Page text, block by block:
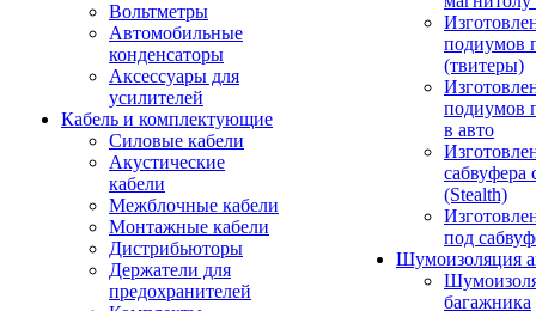
Вольтметры
Автомобильные
конденсаторы
Аксессуары для
усилителей
Кабель и комплектующие
Силовые кабели
Акустические
кабели
Межблочные кабели
Монтажные кабели
Дистрибьюторы
Держатели для
предохранителей
подиумов
(твитеры)
подиумов
в авто
сабвуфера
(Stealth)
под
Шумоизоляция
багажника